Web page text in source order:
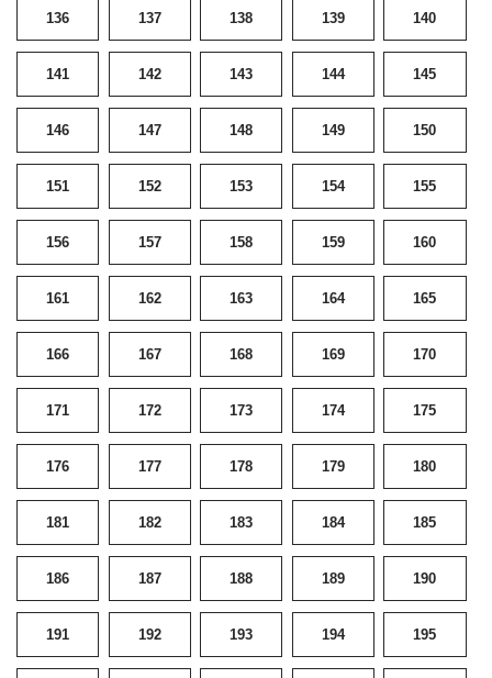
136 137 138 139 140
141 142 143 144 145
146 147 148 149 150
151 152 153 154 155
156 157 158 159 160
161 162 163 164 165
166 167 168 169 170
171 172 173 174 175
176 177 178 179 180
181 182 183 184 185
186 187 188 189 190
191 192 193 194 195